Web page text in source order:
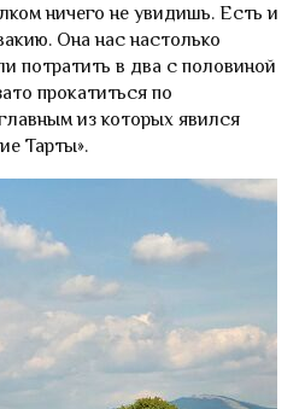
ничего не увидишь. Есть и
Она нас настолько
потратить в два с половиной
прокатиться по
из которых явился
Тарты».